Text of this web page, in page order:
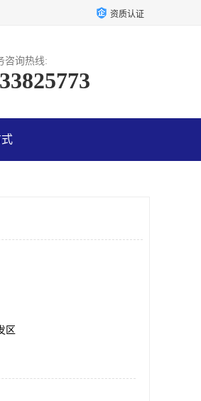
资质认证
咨询热线:
区